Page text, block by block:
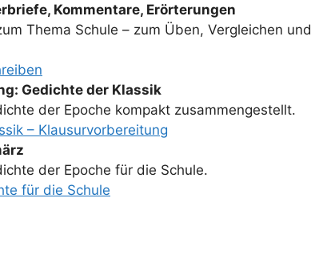
Kommentare, Erörterungen
Thema Schule – zum Üben, Vergleichen und
Gedichte der Klassik
der Epoche kompakt zusammengestellt.
– Klausurvorbereitung
der Epoche für die Schule.
für die Schule